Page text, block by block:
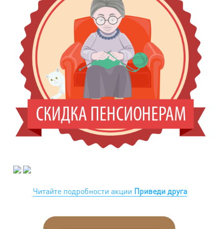
Читайте подробности акции Приведи друга